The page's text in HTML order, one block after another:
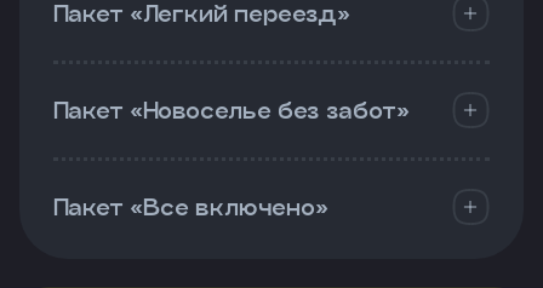
Пакет «Легкий переезд»
Пакет «Новоселье без забот»
Пакет «Все включено»